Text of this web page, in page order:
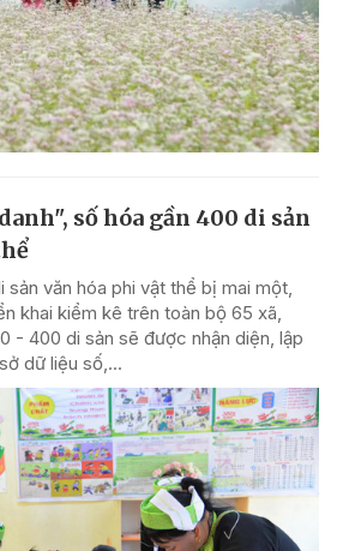
số hóa gần 400 di sản
sản văn hóa phi vật thể bị mai một,
khai kiểm kê trên toàn bộ 65 xã,
- 400 di sản sẽ được nhận diện, lập
dữ liệu số,...